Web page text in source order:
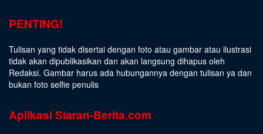
PENTING!
Tulisan yang tidak disertai dengan foto atau gambar atau ilustrasi
tidak akan dipublikasikan dan akan langsung dihapus oleh
Redaksi. Gambar harus ada hubungannya dengan tulisan ya dan
bukan foto selfie penulis
Aplikasi Siaran-Berita.com